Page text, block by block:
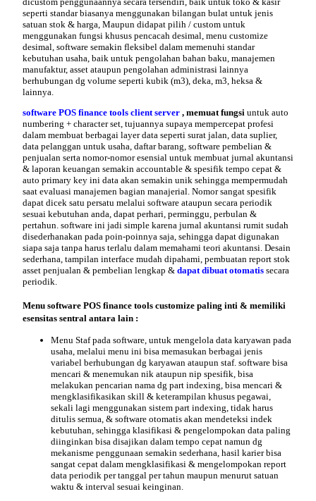
seperti standar biasanya menggunakan bilangan bulat untuk jenis
satuan stok & harga, Maupun didapat pilih / custom untuk
menggunakan fungsi khusus pencacah desimal, menu customize
desimal, software semakin fleksibel dalam memenuhi standar
kebutuhan usaha, baik untuk pengolahan bahan baku, manajemen
manufaktur, asset ataupun pengolahan administrasi lainnya
berhubungan dg volume seperti kubik (m3), deka, m3, heksa &
lainnya.
software POS finance tools client server , memuat fungsi untuk auto
numbering + character set, tujuannya supaya mempercepat profesi
dalam membuat berbagai layer data seperti surat jalan, data suplier,
data pelanggan untuk usaha, daftar barang, software pembelian &
penjualan serta nomor-nomor esensial untuk membuat jurnal akuntansi
& laporan keuangan semakin accountable & spesifik tempo cepat &
auto primary key ini data akan semakin unik sehingga mempermudah
saat evaluasi manajemen bagian manajerial. Nomor sangat spesifik
dapat dicek satu persatu melalui software ataupun secara periodik
sesuai kebutuhan anda, dapat perhari, perminggu, perbulan &
pertahun. software ini jadi simple karena jurnal akuntansi rumit sudah
disederhanakan pada poin-poinnya saja, sehingga dapat digunakan
siapa saja tanpa harus terlalu dalam memahami teori akuntansi. Desain
sederhana, tampilan interface mudah dipahami, pembuatan report stok
asset penjualan & pembelian lengkap & dapat dibuat otomatis secara
periodik.
Menu software POS finance tools customize paling inti & memiliki
esensitas sentral antara lain :
Menu Stafpada software, untuk mengelola data karyawan pada
usaha, melalui menu ini bisa memasukan berbagai jenis
variabel berhubungan dg karyawan ataupun staf. software bisa
mencari & menemukan nik ataupun nip spesifik, bisa
melakukan pencarian nama dg part indexing, bisa mencari &
mengklasifikasikan skill & keterampilan khusus pegawai,
sekali lagi menggunakan sistem part indexing, tidak harus
ditulis semua, & software otomatis akan mendeteksi indek
kebutuhan, sehingga klasifikasi & pengelompokan data paling
diinginkan bisa disajikan dalam tempo cepat namun dg
mekanisme penggunaan semakin sederhana, hasil karier bisa
sangat cepat dalam mengklasifikasi & mengelompokan report
data periodik per tanggal per tahun maupun menurut satuan
waktu & interval sesuai keinginan.